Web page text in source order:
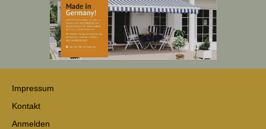
Impressum
Kontakt
Anmelden